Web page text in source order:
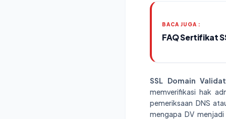
BACA JUGA :
FAQ Sertifikat
SSL Domain
memverifikasi hak
pemeriksaan DNS
mengapa DV